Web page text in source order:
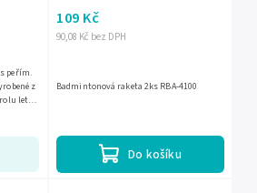
peřím.
z
letu.
90,08 Kč bez DPH
109 Kč
Do košíku
Badmintonová raketa 2ks RBA-4100